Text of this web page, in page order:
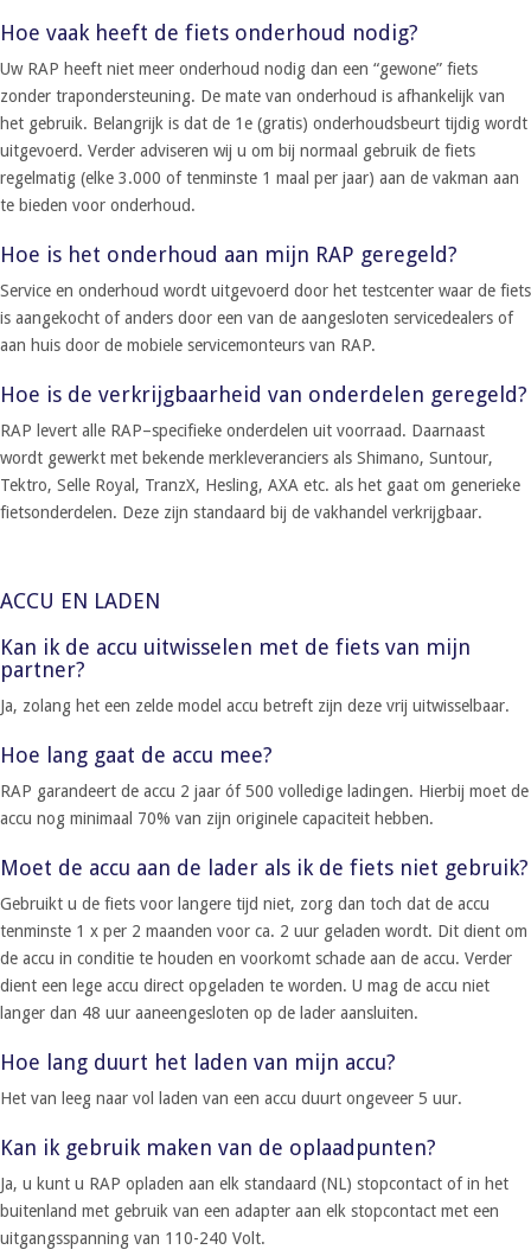
Hoe vaak heeft de fiets onderhoud nodig?
Uw RAP heeft niet meer onderhoud nodig dan een “gewone” fiets
zonder trapondersteuning. De mate van onderhoud is afhankelijk van
het gebruik. Belangrijk is dat de 1e (gratis) onderhoudsbeurt tijdig wordt
uitgevoerd. Verder adviseren wij u om bij normaal gebruik de fiets
regelmatig (elke 3.000 of tenminste 1 maal per jaar) aan de vakman aan
te bieden voor onderhoud.
Hoe is het onderhoud aan mijn RAP geregeld?
Service en onderhoud wordt uitgevoerd door het testcenter waar de fiets
is aangekocht of anders door een van de aangesloten servicedealers of
aan huis door de mobiele servicemonteurs van RAP.
Hoe is de verkrijgbaarheid van onderdelen geregeld?
RAP levert alle RAP–specifieke onderdelen uit voorraad. Daarnaast
wordt gewerkt met bekende merkleveranciers als Shimano, Suntour,
Tektro, Selle Royal, TranzX, Hesling, AXA etc. als het gaat om generieke
fietsonderdelen. Deze zijn standaard bij de vakhandel verkrijgbaar.
ACCU EN LADEN
Kan ik de accu uitwisselen met de fiets van mijn
partner?
Ja, zolang het een zelde model accu betreft zijn deze vrij uitwisselbaar.
Hoe lang gaat de accu mee?
RAP garandeert de accu 2 jaar óf 500 volledige ladingen. Hierbij moet de
accu nog minimaal 70% van zijn originele capaciteit hebben.
Moet de accu aan de lader als ik de fiets niet gebruik?
Gebruikt u de fiets voor langere tijd niet, zorg dan toch dat de accu
tenminste 1 x per 2 maanden voor ca. 2 uur geladen wordt. Dit dient om
de accu in conditie te houden en voorkomt schade aan de accu. Verder
dient een lege accu direct opgeladen te worden. U mag de accu niet
langer dan 48 uur aaneengesloten op de lader aansluiten.
Hoe lang duurt het laden van mijn accu?
Het van leeg naar vol laden van een accu duurt ongeveer 5 uur.
Kan ik gebruik maken van de oplaadpunten?
Ja, u kunt u RAP opladen aan elk standaard (NL) stopcontact of in het
buitenland met gebruik van een adapter aan elk stopcontact met een
uitgangsspanning van 110-240 Volt.